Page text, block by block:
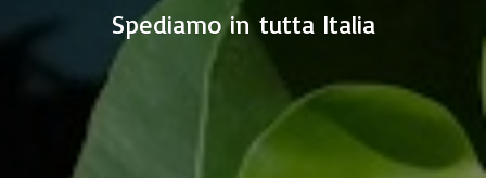
Spediamo in tutta Italia